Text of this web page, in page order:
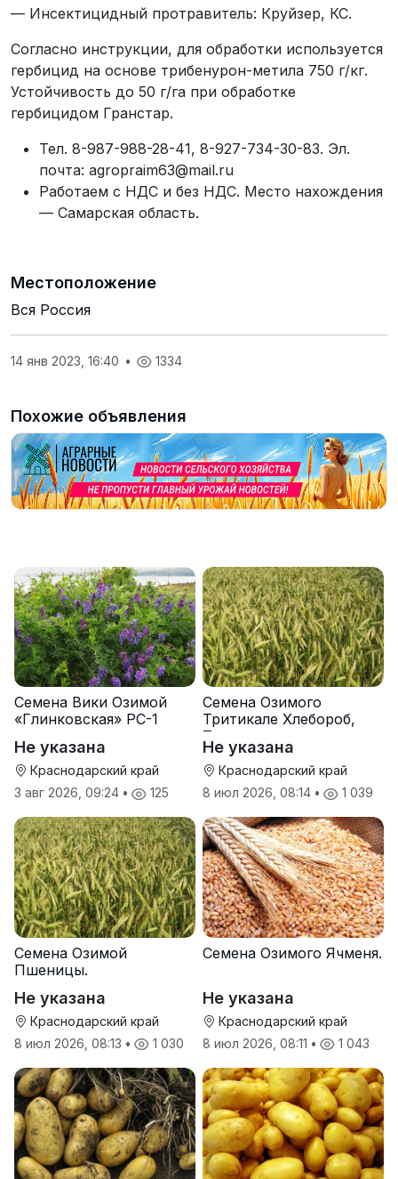
— Инсектицидный протравитель: Круйзер, КС.
Согласно инструкции, для обработки используется
гербицид на основе трибенурон-метила 750 г/кг.
Устойчивость до 50 г/га при обработке
гербицидом Гранстар.
Тел. 8-987-988-28-41, 8-927-734-30-83. Эл.
почта: agropraim63@mail.ru
Работаем с НДС и без НДС. Место нахождения
— Самарская область.
Местоположение
Вся Россия
14 янв 2023, 16:40 • 1334
Похожие объявления
Семена Вики Озимой
«Глинковская» РС-1
Не указана
Краснодарский край
3 авг 2026, 09:24 • 125
Семена Озимого
Тритикале Хлебороб,
Тихон
Не указана
Краснодарский край
8 июл 2026, 08:14 • 1 039
Семена Озимой
Пшеницы.
Не указана
Краснодарский край
8 июл 2026, 08:13 • 1 030
Семена Озимого Ячменя.
Не указана
Краснодарский край
8 июл 2026, 08:11 • 1 043